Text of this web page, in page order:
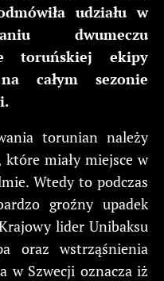
udziału w
dwumeczu
toruńskiej ekipy
całym sezonie
torunian należy
miały miejsce w
Wtedy to podczas
groźny upadek
lider Unibaksu
oraz wstrząśnienia
w Szwecji oznacza iż